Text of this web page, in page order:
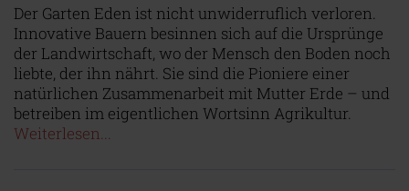
Der Garten Eden ist nicht unwiderruflich verloren.
Innovative Bauern besinnen sich auf die Ursprünge
der Landwirtschaft, wo der Mensch den Boden noch
liebte, der ihn nährt. Sie sind die Pioniere einer
natürlichen Zusammenarbeit mit Mutter Erde – und
betreiben im eigentlichen Wortsinn Agrikultur.
Weiterlesen...